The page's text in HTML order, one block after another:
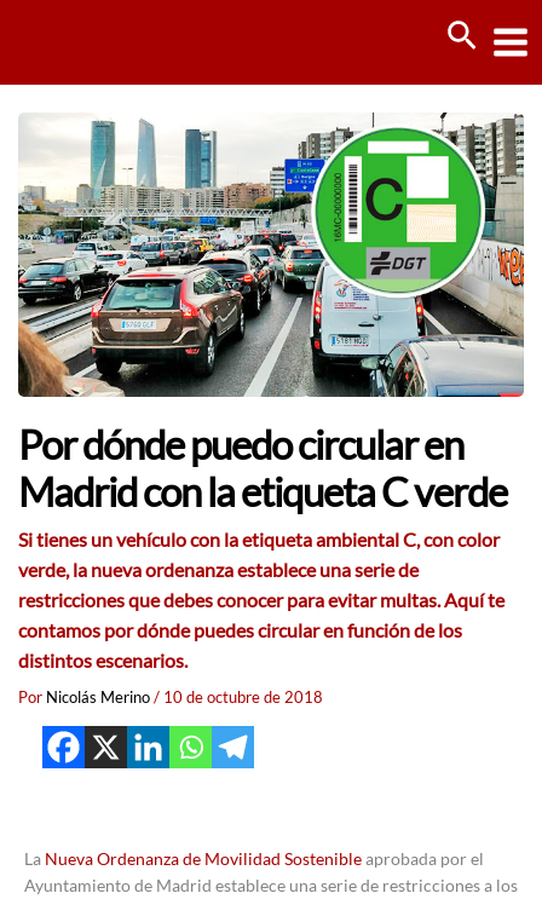
Por dónde puedo circular en
Madrid con la etiqueta C verde
Si tienes un vehículo con la etiqueta ambiental C, con color
verde, la nueva ordenanza establece una serie de
restricciones que debes conocer para evitar multas. Aquí te
contamos por dónde puedes circular en función de los
distintos escenarios.
Por Nicolás Merino/ 10 de octubre de 2018
La Nueva Ordenanza de Movilidad Sostenibleaprobada por el
Ayuntamiento de Madrid establece una serie de restricciones a los